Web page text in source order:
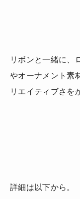
リボンと一緒に、
やオーナメント素
リエイティブさを
詳細は以下から。